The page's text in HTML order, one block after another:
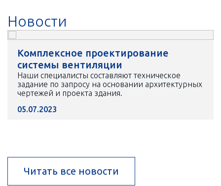
Новости
Комплексное проектирование
системы вентиляции
Наши специалисты составляют техническое
задание по запросу на основании архитектурных
чертежей и проекта здания.
05.07.2023
Читать все новости